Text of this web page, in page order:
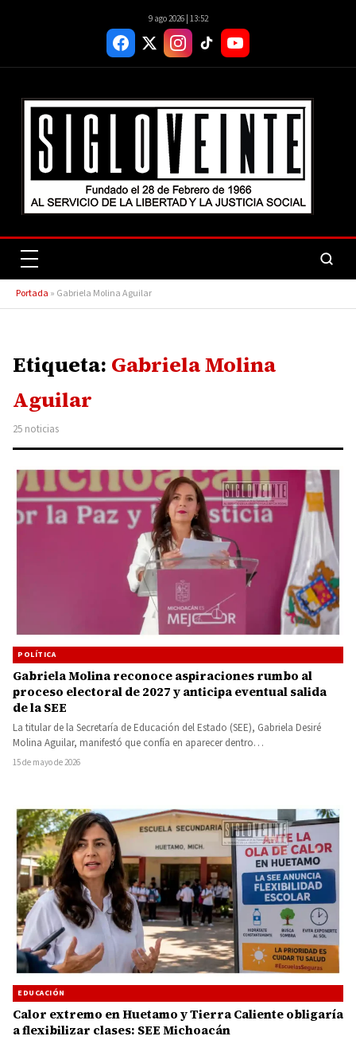
9 ago 2026 | 13:52
Portada » Gabriela Molina Aguilar
Etiqueta: Gabriela Molina
Aguilar
25 noticias
POLÍTICA
Gabriela Molina reconoce aspiraciones rumbo al
proceso electoral de 2027 y anticipa eventual salida
de la SEE
La titular de la Secretaría de Educación del Estado (SEE), Gabriela Desiré
Molina Aguilar, manifestó que confía en aparecer dentro…
15 de mayo de 2026
EDUCACIÓN
Calor extremo en Huetamo y Tierra Caliente obligaría
a flexibilizar clases: SEE Michoacán